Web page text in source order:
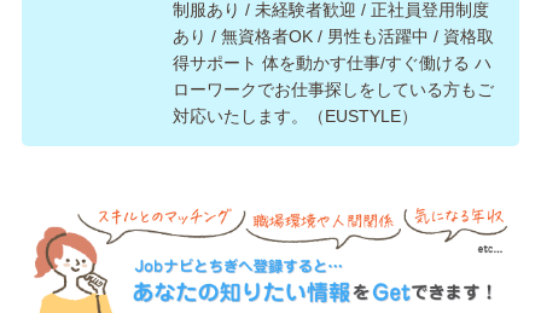
制服あり / 未経験者歓迎 / 正社員登用制度
あり / 無資格者OK / 男性も活躍中 / 資格取
得サポート 体を動かす仕事/すぐ働ける ハ
ローワークでお仕事探しをしている方もご
対応いたします。（EUSTYLE）